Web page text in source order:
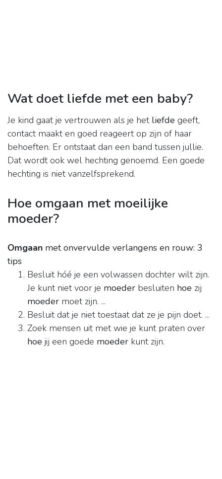
Wat doet liefde met een baby?
Je kind gaat je vertrouwen als je het liefde geeft,
contact maakt en goed reageert op zijn of haar
behoeften. Er ontstaat dan een band tussen jullie.
Dat wordt ook wel hechting genoemd. Een goede
hechting is niet vanzelfsprekend.
Hoe omgaan met moeilijke
moeder?
Omgaan met onvervulde verlangens en rouw: 3
tips
Besluit hóé je een volwassen dochter wilt zijn.
Je kunt niet voor je moeder besluiten hoe zij
moeder moet zijn. ...
Besluit dat je niet toestaat dat ze je pijn doet. ...
Zoek mensen uit met wie je kunt praten over
hoe jij een goede moeder kunt zijn.